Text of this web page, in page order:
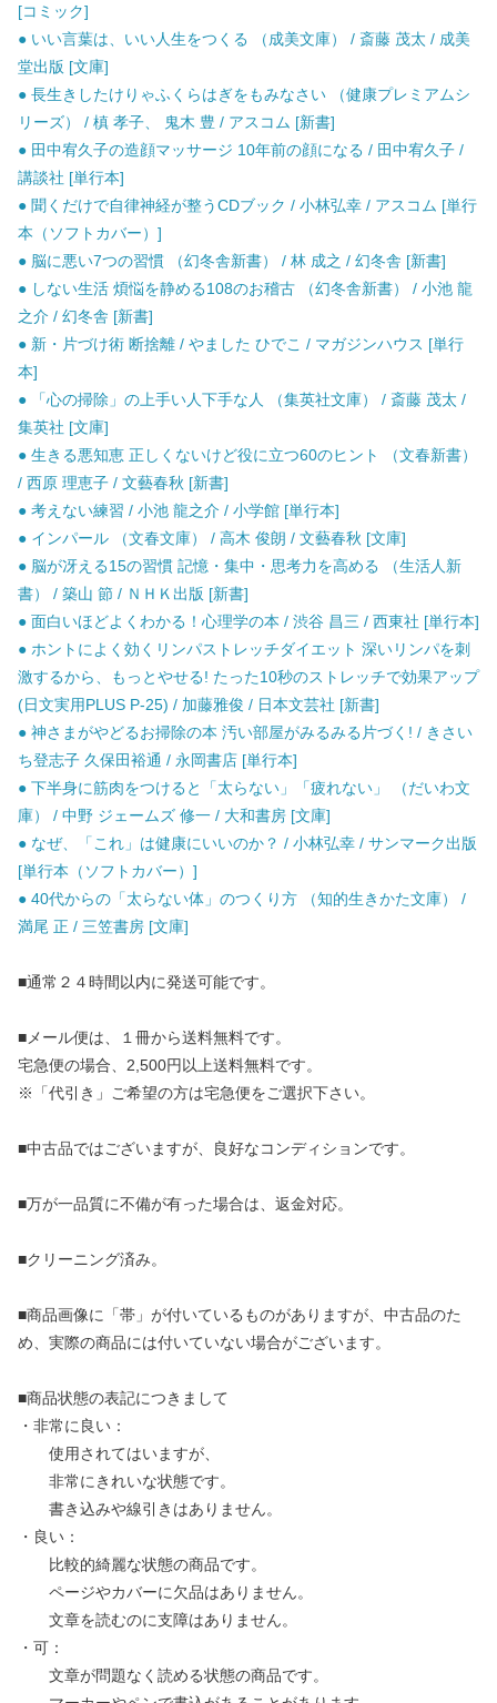
[コミック]
● いい言葉は、いい人生をつくる （成美文庫） / 斎藤 茂太 / 成美
堂出版 [文庫]
● 長生きしたけりゃふくらはぎをもみなさい （健康プレミアムシ
リーズ） / 槙 孝子、 鬼木 豊 / アスコム [新書]
● 田中宥久子の造顔マッサージ 10年前の顔になる / 田中宥久子 /
講談社 [単行本]
● 聞くだけで自律神経が整うCDブック / 小林弘幸 / アスコム [単行
本（ソフトカバー）]
● 脳に悪い7つの習慣 （幻冬舎新書） / 林 成之 / 幻冬舎 [新書]
● しない生活 煩悩を静める108のお稽古 （幻冬舎新書） / 小池 龍
之介 / 幻冬舎 [新書]
● 新・片づけ術 断捨離 / やました ひでこ / マガジンハウス [単行
本]
● 「心の掃除」の上手い人下手な人 （集英社文庫） / 斎藤 茂太 /
集英社 [文庫]
● 生きる悪知恵 正しくないけど役に立つ60のヒント （文春新書）
/ 西原 理恵子 / 文藝春秋 [新書]
● 考えない練習 / 小池 龍之介 / 小学館 [単行本]
● インパール （文春文庫） / 高木 俊朗 / 文藝春秋 [文庫]
● 脳が冴える15の習慣 記憶・集中・思考力を高める （生活人新
書） / 築山 節 / ＮＨＫ出版 [新書]
● 面白いほどよくわかる！心理学の本 / 渋谷 昌三 / 西東社 [単行本]
● ホントによく効くリンパストレッチダイエット 深いリンパを刺
激するから、もっとやせる! たった10秒のストレッチで効果アップ
(日文実用PLUS P-25) / 加藤雅俊 / 日本文芸社 [新書]
● 神さまがやどるお掃除の本 汚い部屋がみるみる片づく! / きさい
ち登志子 久保田裕通 / 永岡書店 [単行本]
● 下半身に筋肉をつけると「太らない」「疲れない」 （だいわ文
庫） / 中野 ジェームズ 修一 / 大和書房 [文庫]
● なぜ、「これ」は健康にいいのか？ / 小林弘幸 / サンマーク出版
[単行本（ソフトカバー）]
● 40代からの「太らない体」のつくり方 （知的生きかた文庫） /
満尾 正 / 三笠書房 [文庫]
■通常２４時間以内に発送可能です。
■メール便は、１冊から送料無料です。
宅急便の場合、2,500円以上送料無料です。
※「代引き」ご希望の方は宅急便をご選択下さい。
■中古品ではございますが、良好なコンディションです。
■万が一品質に不備が有った場合は、返金対応。
■クリーニング済み。
■商品画像に「帯」が付いているものがありますが、中古品のた
め、実際の商品には付いていない場合がございます。
■商品状態の表記につきまして
・非常に良い：
使用されてはいますが、
非常にきれいな状態です。
書き込みや線引きはありません。
・良い：
比較的綺麗な状態の商品です。
ページやカバーに欠品はありません。
文章を読むのに支障はありません。
・可：
文章が問題なく読める状態の商品です。